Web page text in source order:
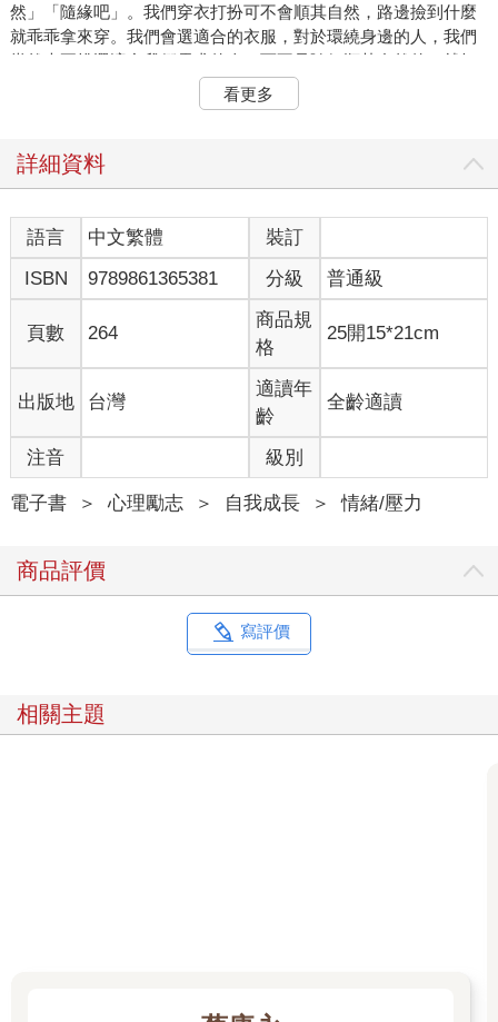
然」「隨緣吧」。我們穿衣打扮可不會順其自然，路邊撿到什麼
就乖乖拿來穿。我們會選適合的衣服，對於環繞身邊的人，我們
當然也要挑選適合我們需求的人，而不是隨便順其自然的、就把
都是在娘胎裡就認識好了的？
只是，曾幾何時，我們認識人的能力退化了，我們認識的人，幾
乎都是為了生活上必須有接觸，而不得不認識的人。
但真正重要的能力，不是去認識這些順便認識一下、或是不得不
認識的人，而是去認識我們感覺值得認識、感覺想認識的人。
在這本書的一開始，我們來一步一步的溫習我們從小就具備的這
個能力吧。我在書裡開設了一個酒吧，當作我們可以放鬆一點的
實驗室。在這個酒吧裡，我們一起來舒展筋骨、探尋自己在世界
的位置吧。
有的人長相讓人留下深刻印象，有的人長相則如同水泥牆上的雨
痕、讓人無法留下印象，這確實很不公平。然而，是誰告訴你有
看更多
詳細資料
語言 中文繁體
裝訂
ISBN
9789861365381 分級 普通級
頁數 264
商品規
格
25開15*21cm
出版地 台灣
適讀年
齡
全齡適讀
注音 級別
電子書 ＞ 心理勵志 ＞ 自我成長 ＞ 情緒/壓力
商品評價
寫評價
相關主題